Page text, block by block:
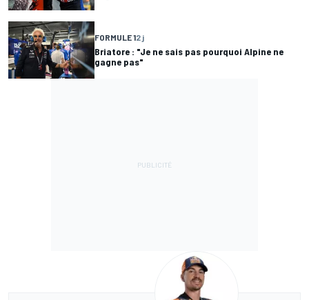
FORMULE 12 j
Briatore : "Je ne sais pas pourquoi Alpine ne
gagne pas"